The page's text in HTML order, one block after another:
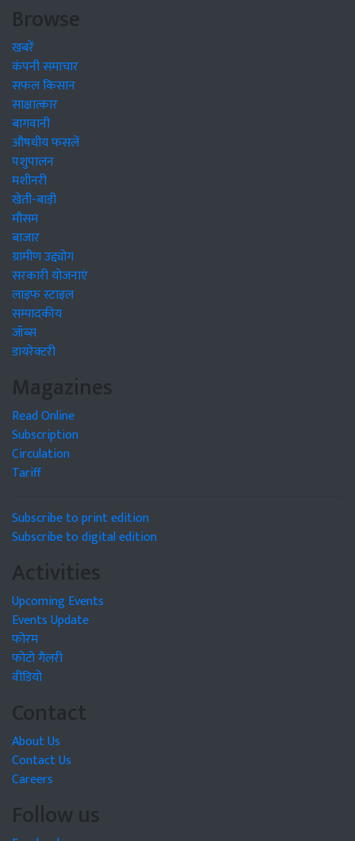
Browse
खबरें
कंपनी समाचार
सफल किसान
साक्षात्कार
बागवानी
औषधीय फसलें
पशुपालन
मशीनरी
खेती-बाड़ी
मौसम
बाजार
ग्रामीण उद्द्योग
सरकारी योजनाएं
लाइफ स्टाइल
सम्पादकीय
जॉब्स
डायरेक्टरी
Magazines
Read Online
Subscription
Circulation
Tariff
Subscribe to print edition
Subscribe to digital edition
Activities
Upcoming Events
Events Update
फोरम
फोटो गैलरी
वीडियो
Contact
About Us
Contact Us
Careers
Follow us